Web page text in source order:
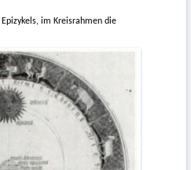
im Kreisrahmen die